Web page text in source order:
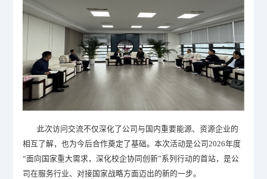
此次访问交流不仅深化了公司与国内重要能源、资源企业的
相互了解，也为今后合作奠定了基础。本次活动是公司2026年度
“面向国家重大需求，深化校企协同创新”系列行动的首站，是公
司在服务行业、对接国家战略方面迈出的新的一步。